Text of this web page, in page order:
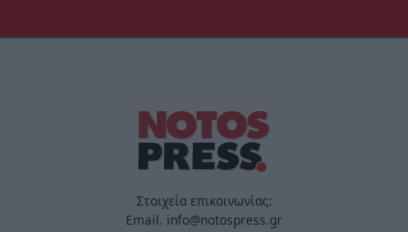
Στοιχεία επικοινωνίας:
Email. info@notospress.gr